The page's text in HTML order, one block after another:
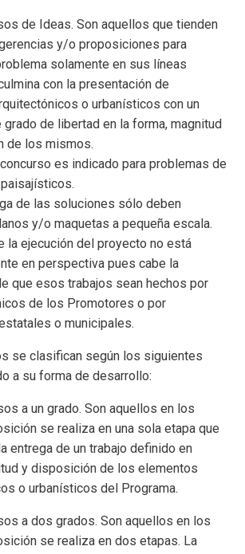
de Ideas. Son aquellos que tienden
y/o proposiciones para
solamente en sus líneas
con la presentación de
o urbanísticos con un
de libertad en la forma, magnitud
de los mismos.
es indicado para problemas de
de las soluciones sólo deben
y/o maquetas a pequeña escala.
la ejecución del proyecto no está
en perspectiva pues cabe la
que esos trabajos sean hechos por
de los Promotores o por
o municipales.
se clasifican según los siguientes
a su forma de desarrollo:
a un grado. Son aquellos en los
se realiza en una sola etapa que
entrega de un trabajo definido en
y disposición de los elementos
o urbanísticos del Programa.
a dos grados. Son aquellos en los
se realiza en dos etapas. La